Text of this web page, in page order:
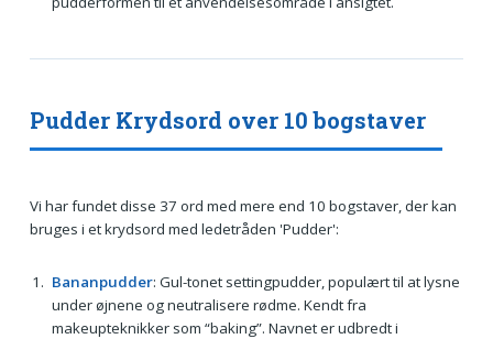
Pudder Krydsord over 10 bogstaver
Vi har fundet disse 37 ord med mere end 10 bogstaver, der kan
bruges i et krydsord med ledetråden 'Pudder':
Bananpudder: Gul-tonet settingpudder, populært til at lysne
under øjnene og neutralisere rødme. Kendt fra
makeupteknikker som “baking”. Navnet er udbredt i